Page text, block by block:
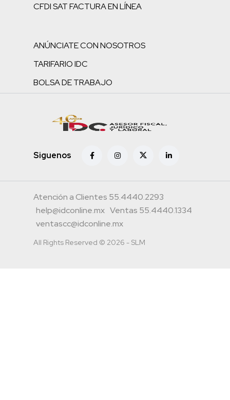
CFDI SAT FACTURA EN LÍNEA
ANÚNCIATE CON NOSOTROS
TARIFARIO IDC
BOLSA DE TRABAJO
Siguenos
Atención a Clientes 55.4440.2293
help@idconline.mx Ventas 55.4440.1334
ventascc@idconline.mx
All Rights Reserved © 2026 - SLM